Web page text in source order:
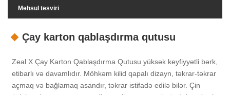
Məhsul təsviri
Çay karton qablaşdırma qutusu
Zeal X Çay Karton Qablaşdırma Qutusu yüksək keyfiyyətli bərk,
etibarlı və davamlıdır. Möhkəm kilid qapalı dizayn, təkrar-təkrar
açmaq və bağlamaq asandır, təkrar istifadə edilə bilər. Çin